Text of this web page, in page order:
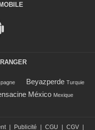
Beyazperde Turquie
México Mexique
| Publicité | CGU | CGV |